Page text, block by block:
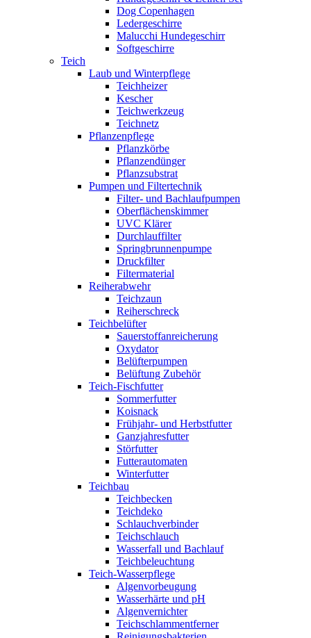
Dog Copenhagen
Ledergeschirre
Malucchi Hundegeschirr
Softgeschirre
Teich
Laub und Winterpflege
Teichheizer
Kescher
Teichwerkzeug
Teichnetz
Pflanzenpflege
Pflanzkörbe
Pflanzendünger
Pflanzsubstrat
Pumpen und Filtertechnik
Filter- und Bachlaufpumpen
Oberflächenskimmer
UVC Klärer
Durchlauffilter
Springbrunnenpumpe
Druckfilter
Filtermaterial
Reiherabwehr
Teichzaun
Reiherschreck
Teichbelüfter
Sauerstoffanreicherung
Oxydator
Belüfterpumpen
Belüftung Zubehör
Teich-Fischfutter
Sommerfutter
Koisnack
Frühjahr- und Herbstfutter
Ganzjahresfutter
Störfutter
Futterautomaten
Winterfutter
Teichbau
Teichbecken
Teichdeko
Schlauchverbinder
Teichschlauch
Wasserfall und Bachlauf
Teichbeleuchtung
Teich-Wasserpflege
Algenvorbeugung
Wasserhärte und pH
Algenvernichter
Teichschlammentferner